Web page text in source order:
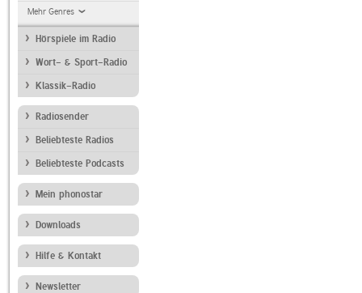
Mehr Genres
Hörspiele im Radio
Wort- & Sport-Radio
Klassik-Radio
Radiosender
Beliebteste Radios
Beliebteste Podcasts
Mein phonostar
Downloads
Hilfe & Kontakt
Newsletter